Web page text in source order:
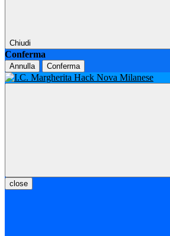
Chiudi
Conferma
Annulla Conferma
close